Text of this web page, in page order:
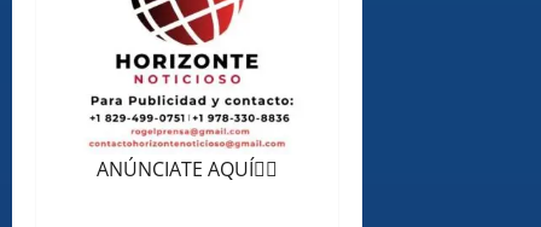
ANÚNCIATE AQUÍ👆🏻